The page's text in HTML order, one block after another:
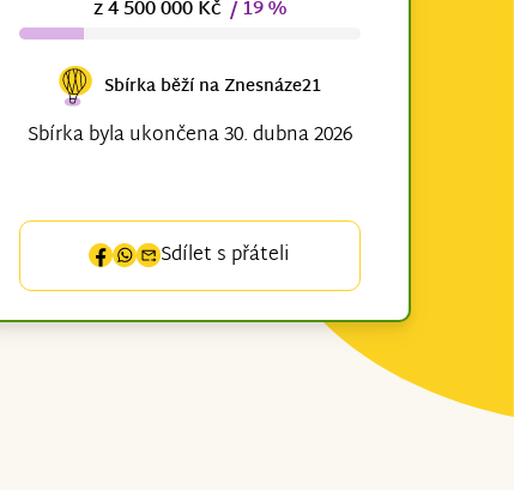
z 4 500 000 Kč / 19 %
Sbírka běží na Znesnáze21
Sbírka byla ukončena 30. dubna 2026
Sdílet s přáteli